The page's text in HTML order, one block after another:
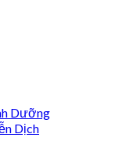
Dưỡng
Dịch